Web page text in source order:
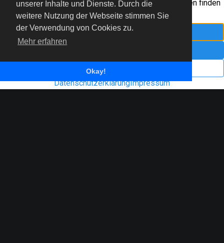
unserer Inhalte und Dienste. Durch die
weitere Nutzung der Webseite stimmen Sie
der Verwendung von Cookies zu.
Mehr erfahren
Okay!
© 2022 Freiflieger Niederrhein e.V.
Impressum Datenschutzerklärung